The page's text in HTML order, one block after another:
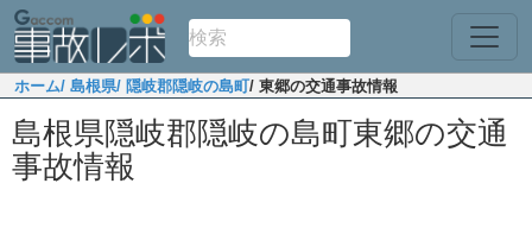
ホーム/ 島根県/ 隠岐郡隠岐の島町/ 東郷の交通事故情報
島根県隠岐郡隠岐の島町東郷の交通
事故情報